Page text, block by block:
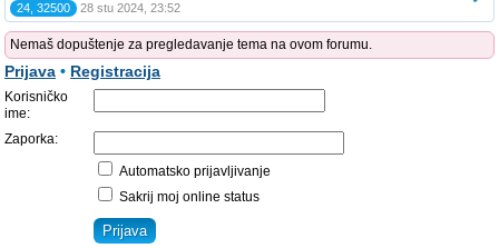
24, 32500 28 stu 2024, 23:52
Nemaš dopuštenje za pregledavanje tema na ovom forumu.
Prijava • Registracija
Korisničko
ime:
Zaporka:
Automatsko prijavljivanje
Sakrij moj online status